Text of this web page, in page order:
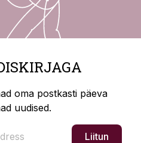
oma postkasti päeva
uudised.
Liitun